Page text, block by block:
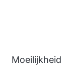
Moeilijkheid